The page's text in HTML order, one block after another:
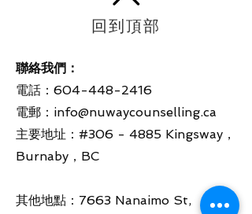
回到頂部
聯絡我們：
電話：604-448-2416
電郵： info@nuwaycounselling.ca
主要地址：#306 - 4885 Kingsway，
Burnaby，BC
其他地點：7663 Nanaimo St,